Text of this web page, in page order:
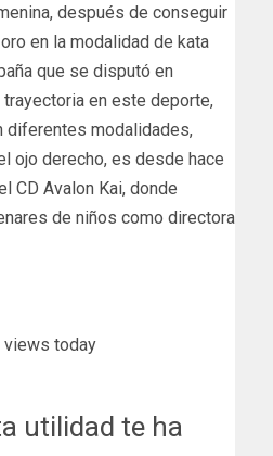
después de conseguir
en la modalidad de kata
que se disputó en
trayectoria en este deporte,
diferentes modalidades,
ojo derecho, es desde hace
CD Avalon Kai, donde
de niños como directora
views today
utilidad te ha